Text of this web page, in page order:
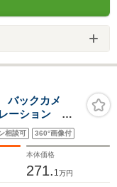
ックカメ
ーション メ
プリクラッ
LEDヘッド
相談可 360°画像付
本体価格
271. 1万円